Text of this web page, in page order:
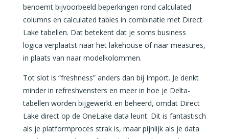
benoemt bijvoorbeeld beperkingen rond calculated
columns en calculated tables in combinatie met Direct
Lake tabellen. Dat betekent dat je soms business
logica verplaatst naar het lakehouse of naar measures,
in plaats van naar modelkolommen.
Tot slot is “freshness” anders dan bij Import. Je denkt
minder in refreshvensters en meer in hoe je Delta-
tabellen worden bijgewerkt en beheerd, omdat Direct
Lake direct op de OneLake data leunt. Dit is fantastisch
als je platformproces strak is, maar pijnlijk als je data